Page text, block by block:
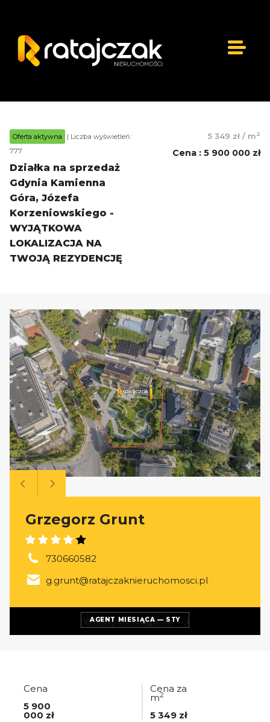
Oferta aktywna
| Liczba wyświetleń:
777
Działka na sprzedaż
Gdynia Kamienna
Góra, Józefa
Korzeniowskiego -
WYJĄTKOWA
LOKALIZACJA NA
TWOJĄ REZYDENCJĘ
5 349 zł / m2
Cena : 5 900 000 zł
AGENT MIESIĄCA — STY
Grzegorz Grunt
730660582
g.grunt@ratajczaknieruchomosci.pl
Więcej ofertagenta
Cena
5 900
000 zł
Cena za
m2
5 349 zł